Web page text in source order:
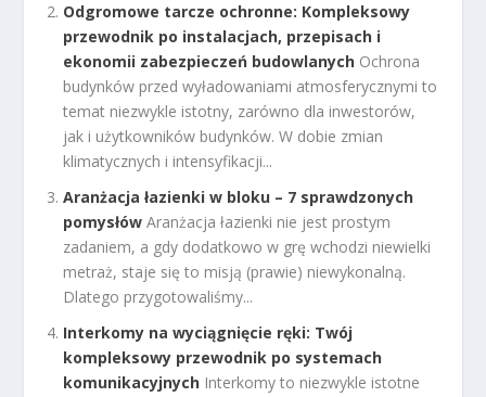
Odgromowe tarcze ochronne: Kompleksowy
przewodnik po instalacjach, przepisach i
ekonomii zabezpieczeń budowlanych Ochrona
budynków przed wyładowaniami atmosferycznymi to
temat niezwykle istotny, zarówno dla inwestorów,
jak i użytkowników budynków. W dobie zmian
klimatycznych i intensyfikacji...
Aranżacja łazienki w bloku – 7 sprawdzonych
pomysłów Aranżacja łazienki nie jest prostym
zadaniem, a gdy dodatkowo w grę wchodzi niewielki
metraż, staje się to misją (prawie) niewykonalną.
Dlatego przygotowaliśmy...
Interkomy na wyciągnięcie ręki: Twój
kompleksowy przewodnik po systemach
komunikacyjnych Interkomy to niezwykle istotne